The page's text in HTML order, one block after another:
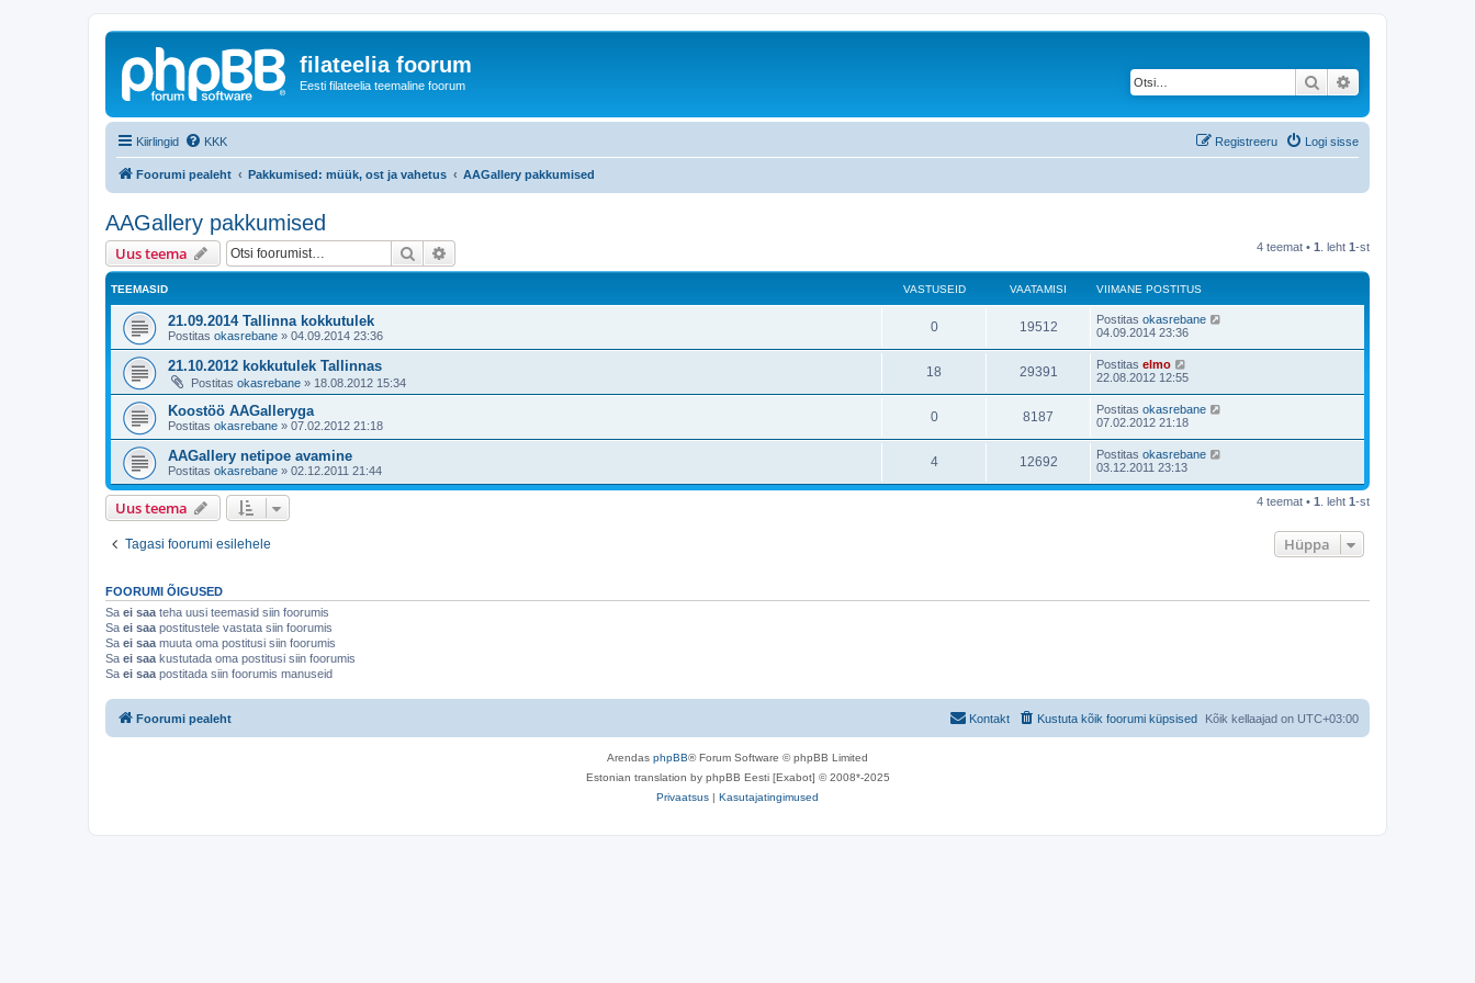
filateelia foorum
Eesti filateelia teemaline foorum Otsi
Kiirlingid KKK Logi sisse
Registreeru
Foorumi pealeht Pakkumised: müük, ost ja vahetus AAGallery pakkumised
AAGallery pakkumised
Uus teema Otsi 4 teemat • 1 . leht 1-st
TEEMASID VASTUSEID VAATAMISI VIIMANE POSTITUS
21.09.2014 Tallinna kokkutulek
Postitas okasrebane » 04.09.2014 23:36
0 19512 Postitas okasrebane
04.09.2014 23:36
21.10.2012 kokkutulek Tallinnas
Postitas okasrebane » 18.08.2012 15:34
18 29391 Postitas elmo
22.08.2012 12:55
Koostöö AAGalleryga
Postitas okasrebane » 07.02.2012 21:18
0 8187 Postitas okasrebane
07.02.2012 21:18
AAGallery netipoe avamine
Postitas okasrebane » 02.12.2011 21:44
4 12692 Postitas okasrebane
03.12.2011 23:13
Uus teema 4 teemat • 1 . leht 1-st
Tagasi foorumi esilehele Hüppa
FOORUMI ÕIGUSED
Sa ei saa teha uusi teemasid siin foorumis
Sa ei saa postitustele vastata siin foorumis
Sa ei saa muuta oma postitusi siin foorumis
Sa ei saa kustutada oma postitusi siin foorumis
Sa ei saa postitada siin foorumis manuseid
Foorumi pealeht Kõik kellaajad on UTC+03:00
Kustuta kõik foorumi küpsised
Kontakt
Arendas phpBB® Forum Software © phpBB Limited
Estonian translation by phpBB Eesti [Exabot] © 2008*-2025
Privaatsus | Kasutajatingimused